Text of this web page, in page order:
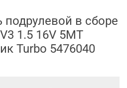
в сборе
1.5 16V 5MT
Turbo 5476040